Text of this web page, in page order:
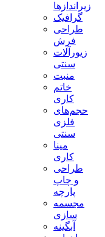
زیراندازها
گرافیک
طراحی
فرش
زیورآلات
سنتی
منبت
خاتم
کاری
حجم‌های
فلزی
سنتی
مینا
کاری
طراحی
و چاپ
پارچه
مجسمه
سازی
آبگینه